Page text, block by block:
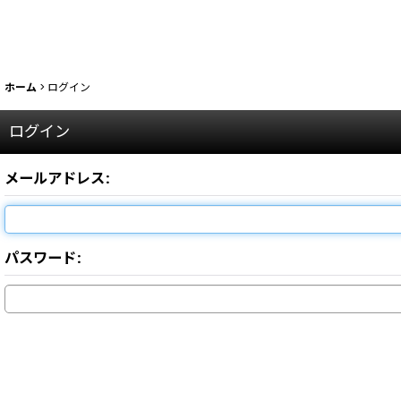
ホーム > ログイン
ログイン
メールアドレス:
パスワード: